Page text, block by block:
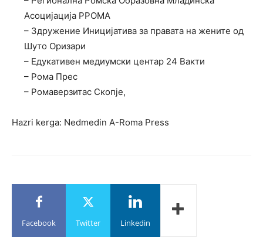
Асоцијација РРОМА
– Здружение Иницијатива за правата на жените од
Шуто Оризари
– Едукативен медиумски центар 24 Вакти
– Рома Прес
– Ромаверзитас Скопје,
Hazri kerga: Nedmedin A-Roma Press
Facebook Twitter Linkedin